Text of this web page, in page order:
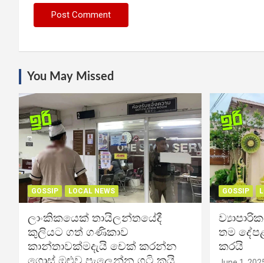
You May Missed
GOSSIP LOCAL NEWS
ලාංකිකයෙක් තායිලන්තයේදී
කුලියට ගත් ගණිකාව
කාන්තාවක්මදැයි චෙක් කරන්න
GOSSIP
තම
කරයි